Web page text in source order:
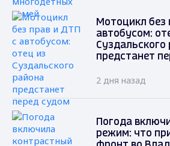
Мотоцикл без
автобусом:
Суздальского
предстанет
2 дня назад
Погода
режим: что